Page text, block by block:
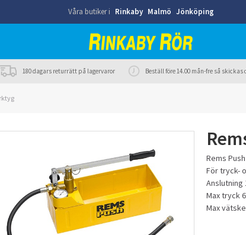
Våra butiker i Rinkaby Malmö Jönköping
180 dagars returrätt på lagervaror Beställ före 14.00 mån-fre så
Rems Push
För tryck-
Anslutning
Max tryck
Max